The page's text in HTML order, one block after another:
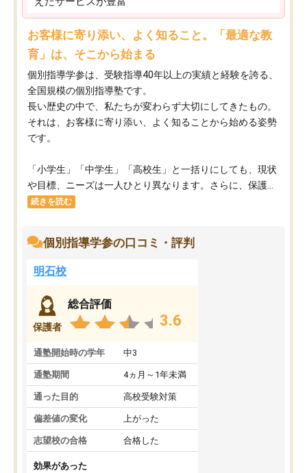
お客様に寄り添い、よく知ること。「最適な教
育」は、そこから始まる
個別指導学参は、受験指導40年以上の実績と経験を誇る、
全国規模の個別指導塾です。
長い歴史の中で、私たちが変わらず大切にしてきたもの。
それは、お客様に寄り添い、よく知ることから始める姿勢
です。
「小学生」「中学生」「高校生」と一括りにしても、現状
や目標、ニーズは一人ひとり異なります。さらに、保護...
続きを読む
個別指導学参の口コミ・評判
明石校
保護者
総合評価
3.6
通塾開始時の学年 中3
通塾期間 4ヵ月～1年未満
通った目的 高校受験対策
偏差値の変化 上がった
志望校の合格 合格した
効果があった